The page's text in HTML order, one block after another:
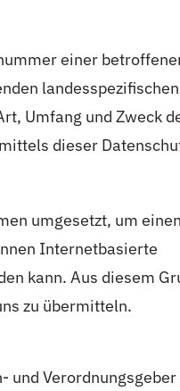
einer
landesspezifischen
Umfang und Zweck
dieser
umgesetzt, um
Internetbasierte
kann. Aus diesem
zu übermitteln.
und